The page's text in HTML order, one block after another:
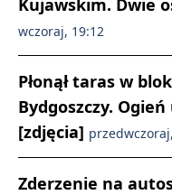
wczoraj, 19:12
Płonął taras w
Bydgoszczy.
[zdjęcia]
Zderzenie na